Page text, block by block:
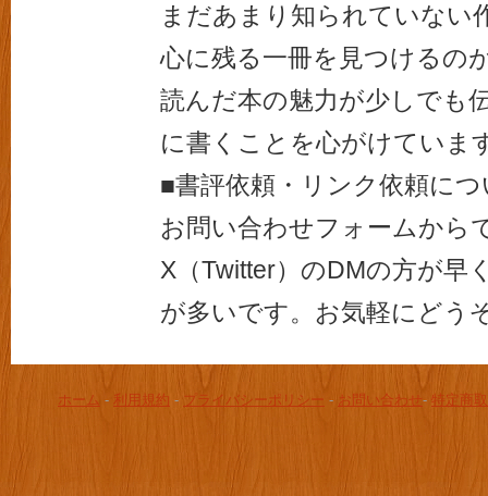
まだあまり知られていない
心に残る一冊を見つけるの
読んだ本の魅力が少しでも
に書くことを心がけていま
■書評依頼・リンク依頼に
お問い合わせフォームから
X（Twitter）のDMの方が早
が多いです。お気軽にどう
ホーム - 利用規約 - プライバシーポリシー - お問い合わせ- 特定商